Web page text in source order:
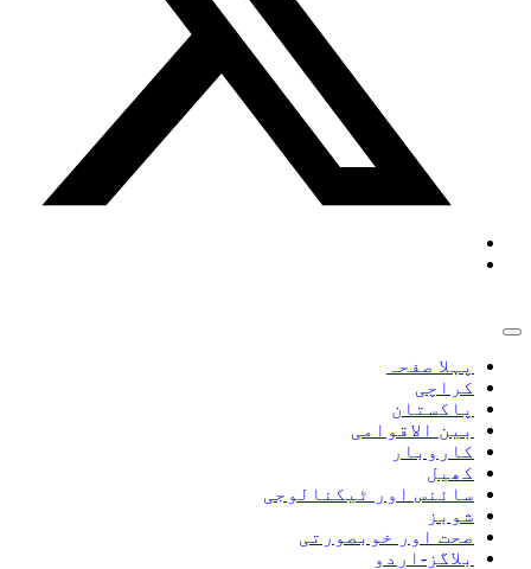
پہلا صفحہ
کراچی
پاکستان
بین الاقوامی
کاروبار
کھیل
سائنس اور ٹیکنالوجی
شوبز
صحت اور خوبصورتی
بلاگز-اردو